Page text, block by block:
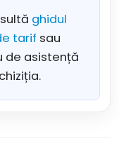
ghidul
tarif sau
de asistență